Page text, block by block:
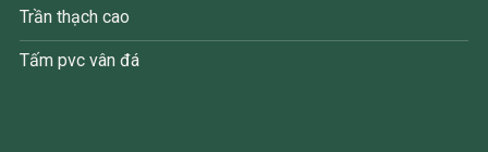
Trần thạch cao
Tấm pvc vân đá